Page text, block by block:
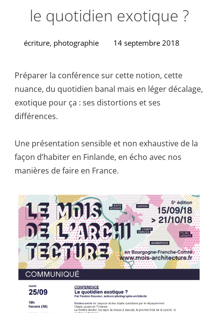
le quotidien exotique ?
écriture, photographie 14 septembre 2018
Préparer la conférence sur cette notion, cette
nuance, du quotidien banal mais en léger décalage,
exotique pour ça : ses distortions et ses
différences.
Une présentation sensible et non exhaustive de la
façon d’habiter en Finlande, en écho avec nos
manières de faire en France.